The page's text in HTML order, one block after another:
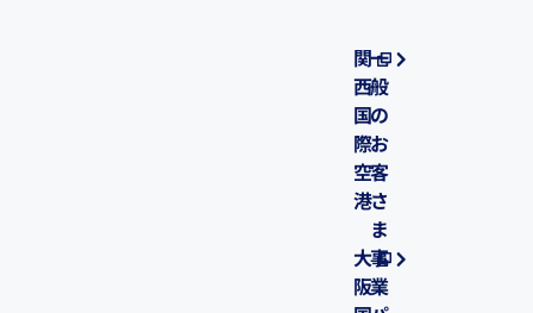
関
西
国
際
空
港
大
阪
一
般
の
お
客
さ
ま
事
業